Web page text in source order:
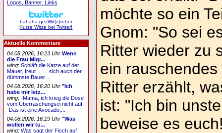
möchte so ein
Gnom: "So sei
Ritter wieder zu
ein
Ritter erzählt,
ist: "Ich bin
beweise es
Logos, Banner, Links
hahaha gezWit(z)scher
Kurze Witze bei Twitter!
Aktuelle Kommentare
04.08.2026, 16:23 Uhr Wenn
die Frau Migr...
wing:Schläft die Katze auf der
Mauer, freut ... ... sich auch der
dümmste Bauer....
04.08.2026, 16:20 Uhr "Ich
habe mir letz...
wing:-Mama, ich krieg die Dose
vom Überraschungsei nicht auf.
-Das ist eine Avocado,...
04.08.2026, 16:19 Uhr "Was
wollen wir tu...
wing:Was sagt der Fisch auf